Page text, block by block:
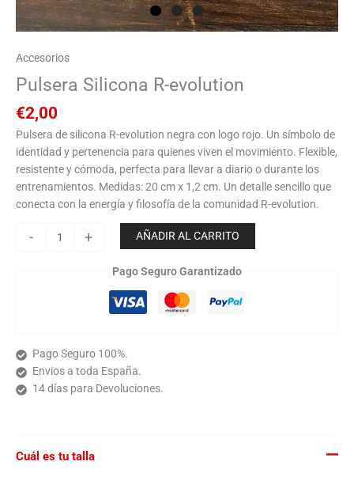
Accesorios
Pulsera Silicona R-evolution
€2,00
Pulsera de silicona R-evolution negra con logo rojo. Un símbolo de
identidad y pertenencia para quienes viven el movimiento. Flexible,
resistente y cómoda, perfecta para llevar a diario o durante los
entrenamientos. Medidas: 20 cm x 1,2 cm. Un detalle sencillo que
conecta con la energía y filosofía de la comunidad R-evolution.
- + AÑADIR AL CARRITO
Pago Seguro Garantizado
Pago Seguro 100%.
Envios a toda España.
14 días para Devoluciones.
Cuál es tu talla